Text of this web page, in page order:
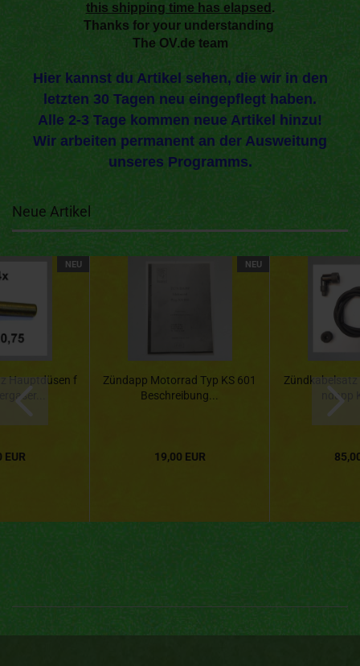
this shipping time has elapsed .
Thanks for your understanding
The OV.de team
Hier kannst du Artikel sehen, die wir in den
letzten 30 Tagen neu eingepflegt haben.
Alle 2-3 Tage kommen neue Artikel hinzu!
Wir arbeiten permanent an der Ausweitung
unseres Programms.
Neue Artikel
NEU
Hauptdüsen f
EUR
NEU
Zündapp Motorrad Typ KS 601
Beschreibung...
19,00 EUR
ndapp